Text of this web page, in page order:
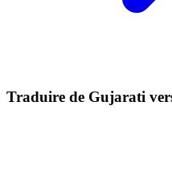
Traduire de Gujarati